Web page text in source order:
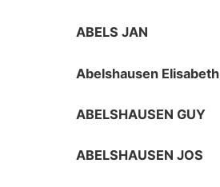
ABELS JAN
Abelshausen Elisabeth
ABELSHAUSEN GUY
ABELSHAUSEN JOS